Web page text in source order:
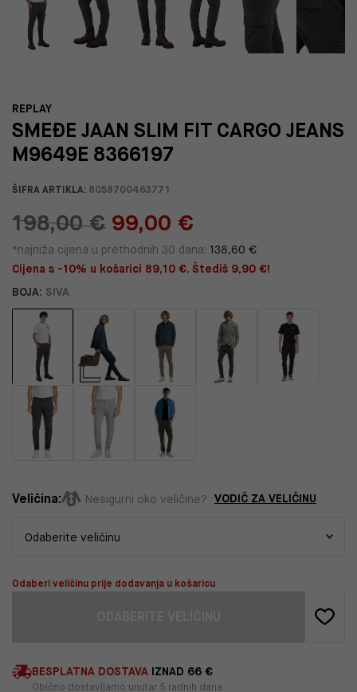
REPLAY
SMEĐE JAAN SLIM FIT CARGO JEANS
M9649E 8366197
ŠIFRA ARTIKLA: 8058700463771
198,00 € 99,00 €
*najniža cijena u prethodnih 30 dana: 138,60 €
Cijena s -10% u košarici 89,10 €. Štediš 9,90 €!
BOJA: SIVA
Veličina: Nesigurni oko veličine? VODIČ ZA VELIČINU
Odaberi veličinu prije dodavanja u košaricu
BESPLATNA DOSTAVA IZNAD 66 €
Obično dostavljamo unutar 5 radnih dana